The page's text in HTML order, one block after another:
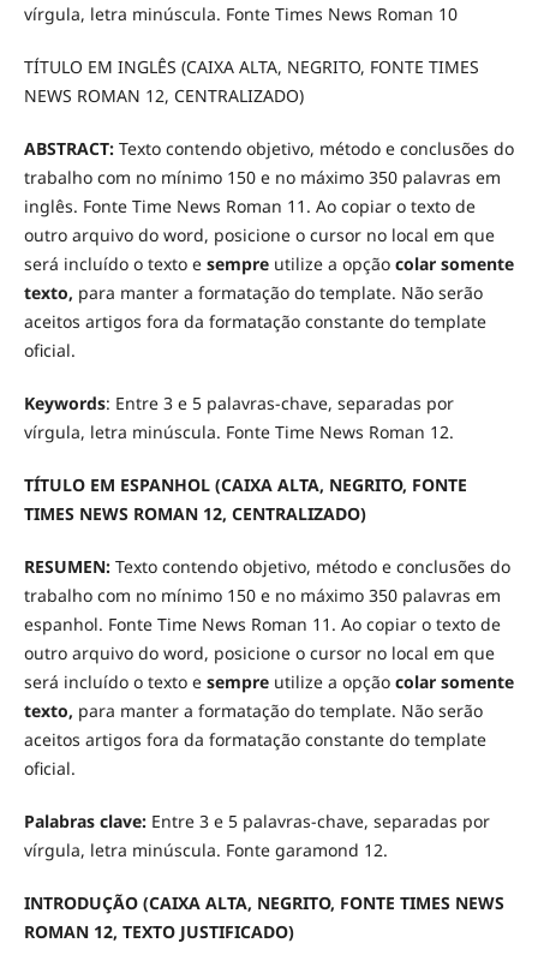
vírgula, letra minúscula. Fonte Times News Roman 10
TÍTULO EM INGLÊS (CAIXA ALTA, NEGRITO, FONTE TIMES
NEWS ROMAN 12, CENTRALIZADO)
ABSTRACT:Texto contendo objetivo, método e conclusões do
trabalho com no mínimo 150 e no máximo 350 palavras em
inglês. Fonte Time News Roman 11. Ao copiar o texto de
outro arquivo do word, posicione o cursor no local em que
será incluído o texto e sempreutilize a opção colar somente
texto, para manter a formatação do template. Não serão
aceitos artigos fora da formatação constante do template
oficial.
Keywords: Entre 3 e 5 palavras-chave, separadas por
vírgula, letra minúscula. Fonte Time News Roman 12.
TÍTULO EM ESPANHOL (CAIXA ALTA, NEGRITO, FONTE
TIMES NEWS ROMAN 12, CENTRALIZADO)
RESUMEN:Texto contendo objetivo, método e conclusões do
trabalho com no mínimo 150 e no máximo 350 palavras em
espanhol. Fonte Time News Roman 11. Ao copiar o texto de
outro arquivo do word, posicione o cursor no local em que
será incluído o texto e sempreutilize a opção colar somente
texto, para manter a formatação do template. Não serão
aceitos artigos fora da formatação constante do template
oficial.
Palabras clave: Entre 3 e 5 palavras-chave, separadas por
vírgula, letra minúscula. Fonte garamond 12.
INTRODUÇÃO (CAIXA ALTA, NEGRITO, FONTE TIMES NEWS
ROMAN12, TEXTO JUSTIFICADO)